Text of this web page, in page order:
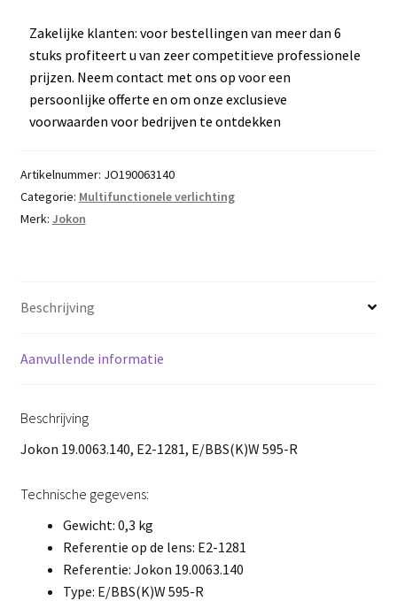
Zakelijke klanten: voor bestellingen van meer dan 6
stuks profiteert u van zeer competitieve professionele
prijzen. Neem contact met ons op voor een
persoonlijke offerte en om onze exclusieve
voorwaarden voor bedrijven te ontdekken
Artikelnummer: JO190063140
Categorie: Multifunctionele verlichting
Merk: Jokon
Beschrijving
Aanvullende informatie
Beschrijving
Jokon 19.0063.140, E2-1281, E/BBS(K)W 595-R
Technische gegevens:
Gewicht: 0,3 kg
Referentie op de lens: E2-1281
Referentie: Jokon 19.0063.140
Type: E/BBS(K)W 595-R